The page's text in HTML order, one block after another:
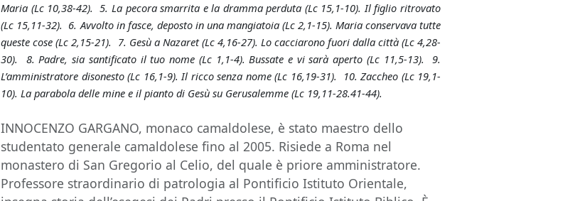
Maria (Lc 10,38-42). 5. La pecora smarrita e la dramma perduta (Lc 15,1-10). Il figlio ritrovato
(Lc 15,11-32). 6. Avvolto in fasce, deposto in una mangiatoia (Lc 2,1-15). Maria conservava tutte
queste cose (Lc 2,15-21). 7. Gesù a Nazaret (Lc 4,16-27). Lo cacciarono fuori dalla città (Lc 4,28-
30). 8. Padre, sia santificato il tuo nome (Lc 1,1-4). Bussate e vi sarà aperto (Lc 11,5-13). 9.
L’amministratore disonesto (Lc 16,1-9). Il ricco senza nome (Lc 16,19-31). 10. Zaccheo (Lc 19,1-
10). La parabola delle mine e il pianto di Gesù su Gerusalemme (Lc 19,11-28.41-44).
INNOCENZO GARGANO, monaco camaldolese, è stato maestro dello
studentato generale camaldolese fino al 2005. Risiede a Roma nel
monastero di San Gregorio al Celio, del quale è priore amministratore.
Professore straordinario di patrologia al Pontificio Istituto Orientale,